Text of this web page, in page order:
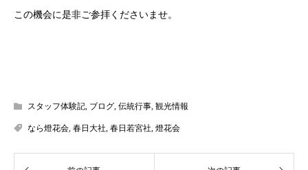
この機会に是非ご参拝くださいませ。
スタッフ体験記 ブログ 伝統行事 観光情報
なら燈花会 春日大社 春日若宮社 燈花会